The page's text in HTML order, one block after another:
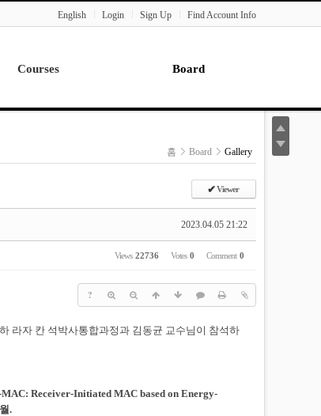
English
Login Sign Up Find Account Info
Courses Board
Paper Readings
홈 Board Gallery
✔ Viewer
2023.04.05 21:22
Views 22736 Votes 0 Comment 0
?
라자 칸 석박사통합과정과 김동균 교수님이 참석하
Receiver-Initiated MAC based on Energy-
.